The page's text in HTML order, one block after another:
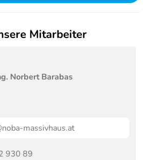
Mitarbeiter
Norbert Barabas
massivhaus.at
930 89